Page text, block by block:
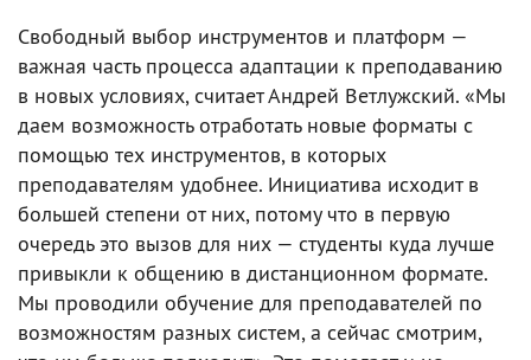
Свободный выбор инструментов и платформ —
важная часть процесса адаптации к преподаванию
в новых условиях, считает Андрей Ветлужский. «Мы
даем возможность отработать новые форматы с
помощью тех инструментов, в которых
преподавателям удобнее. Инициатива исходит в
большей степени от них, потому что в первую
очередь это вызов для них — студенты куда лучше
привыкли к общению в дистанционном формате.
Мы проводили обучение для преподавателей по
возможностям разных систем, а сейчас смотрим,